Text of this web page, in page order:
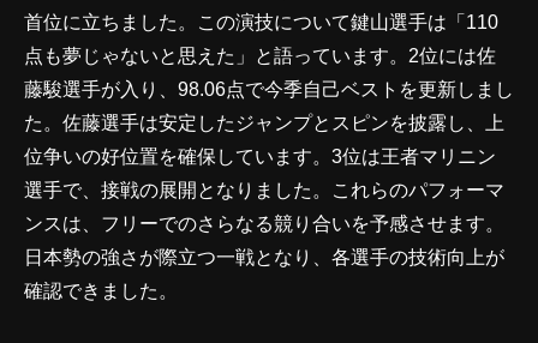
首位に立ちました。この演技について鍵山選手は「110
点も夢じゃないと思えた」と語っています。2位には佐
藤駿選手が入り、98.06点で今季自己ベストを更新しまし
た。佐藤選手は安定したジャンプとスピンを披露し、上
位争いの好位置を確保しています。3位は王者マリニン
選手で、接戦の展開となりました。これらのパフォーマ
ンスは、フリーでのさらなる競り合いを予感させます。
日本勢の強さが際立つ一戦となり、各選手の技術向上が
確認できました。